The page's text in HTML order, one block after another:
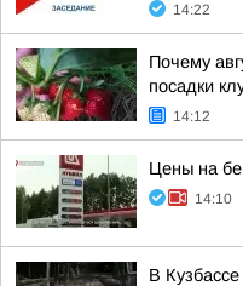
14:22
Почему
посадки
14:12
Цены на
14:10
В